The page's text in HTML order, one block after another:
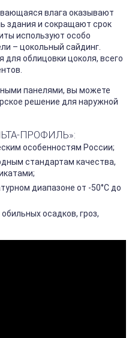
влага оказывают
здания и сокращают срок
используют особо
– цокольный сайдинг.
для облицовки цоколя, всего
панелями, вы можете
решение для наружной
ПРОФИЛЬ»:
особенностям России;
стандартам качества,
диапазоне от -50°С до
осадков, гроз,